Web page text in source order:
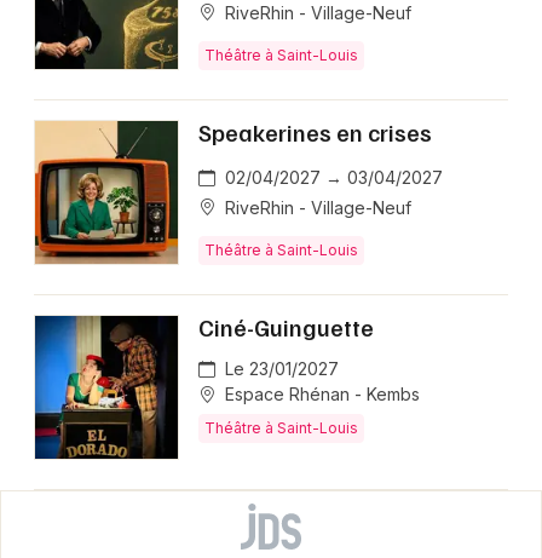
RiveRhin - Village-Neuf
Théâtre à Saint-Louis
Speakerines en crises
02/04/2027 → 03/04/2027
RiveRhin - Village-Neuf
Théâtre à Saint-Louis
Ciné-Guinguette
Le 23/01/2027
Espace Rhénan - Kembs
Théâtre à Saint-Louis